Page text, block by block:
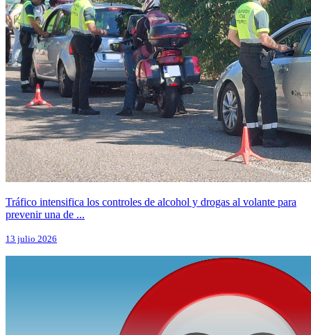
Tráfico intensifica los controles de alcohol y drogas al volante para
prevenir una de ...
13 julio 2026